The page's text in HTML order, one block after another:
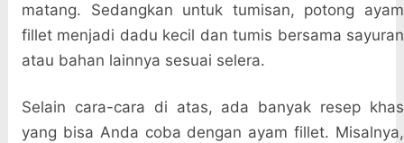
matang. Sedangkan untuk tumisan, potong ayam
fillet menjadi dadu kecil dan tumis bersama sayuran
atau bahan lainnya sesuai selera.
Selain cara-cara di atas, ada banyak resep khas
yang bisa Anda coba dengan ayam fillet. Misalnya,